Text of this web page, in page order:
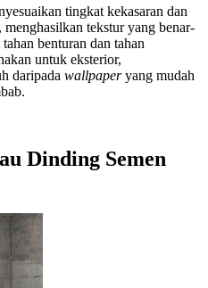
tingkat kekasaran dan
menghasilkan tekstur yang benar-
benturan dan tahan
untuk eksterior,
daripada wallpaperyang mudah
Dinding Semen